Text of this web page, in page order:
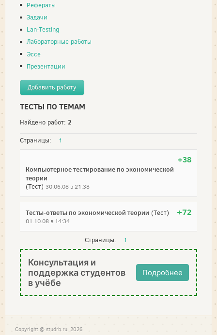
Рефераты
Задачи
Lan-Testing
Лабораторные работы
Эссе
Презентации
Добавить работу
ТЕСТЫ ПО ТЕМАМ
Найдено работ: 2
Страницы: 1
+38
Компьютерное тестирование по экономической
теории
(Тест) 30.06.08 в 21:38
+72
Тесты-ответы по экономической теории (Тест)
01.10.08 в 14:34
Страницы: 1
Консультация и
поддержка студентов
в учёбе
Подробнее
Copyright © studrb.ru, 2026